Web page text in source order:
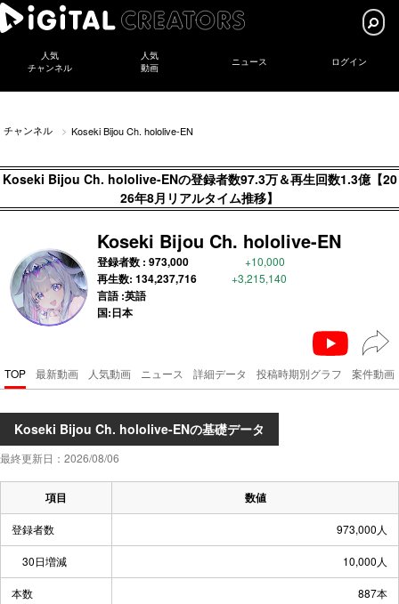
人気
チャンネル
人気
動画
ニュース ログイン
チャンネル Koseki Bijou Ch. hololive-EN
Koseki Bijou Ch. hololive-ENの登録者数97.3万＆再生回数1.3億【20
26年8月リアルタイム推移】
Koseki Bijou Ch. hololive-EN
登録者数 : 973,000 +10,000
再生数: 134,237,716 +3,215,140
言語 :英語
国:日本
TOP 最新動画 人気動画 ニュース 詳細データ 投稿時期別グラフ 案件動画
Koseki Bijou Ch. hololive-ENの基礎データ
最終更新日：2026/08/06
項目 数値
登録者数 973,000人
30日増減 10,000人
本数 887本